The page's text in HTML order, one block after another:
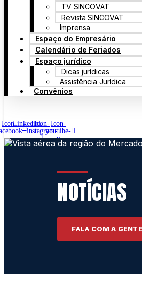
TV SINCOVAT
Revista SINCOVAT
Imprensa
Espaço do Empresário
Calendário de Feriados
Espaço jurídico
Dicas jurídicas
Assistência Jurídica
Convênios
Icon-LinkedinIcon-
instagram-
1
Icon-
youtube-
v
NOTÍCIAS
FALA COM A